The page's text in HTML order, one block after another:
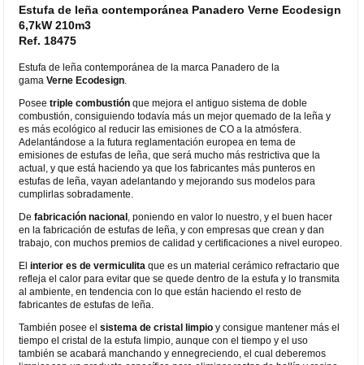
Estufa de leña contemporánea Panadero Verne Ecodesign
6,7kW 210m3
Ref. 18475
Estufa de leña contemporánea de la marca Panadero de la
gamaVerne Ecodesign
Poseetriple combustión que mejora el antiguo sistema de doble
combustión, consiguiendo todavía más un mejor quemado de la leña y
es más ecológico al reducir las emisiones de CO a la atmósfera.
Adelantándose a la futura reglamentación europea en tema de
emisiones de estufas de leña, que será mucho más restrictiva que la
actual, y que está haciendo ya que los fabricantes más punteros en
estufas de leña, vayan adelantando y mejorando sus modelos para
cumplirlas sobradamente.
Defabricación nacional , poniendo en valor lo nuestro, y el buen hacer
en la fabricación de estufas de leña, y con empresas que crean y dan
trabajo, con muchos premios de calidad y certificaciones a nivel europeo.
Elinterior es de vermiculita que es un material cerámico refractario que
refleja el calor para evitar que se quede dentro de la estufa y lo transmita
al ambiente, en tendencia con lo que están haciendo el resto de
fabricantes de estufas de leña.
También posee elsistema de cristal limpio y consigue mantener más el
tiempo el cristal de la estufa limpio, aunque con el tiempo y el uso
también se acabará manchando y ennegreciendo, el cual deberemos